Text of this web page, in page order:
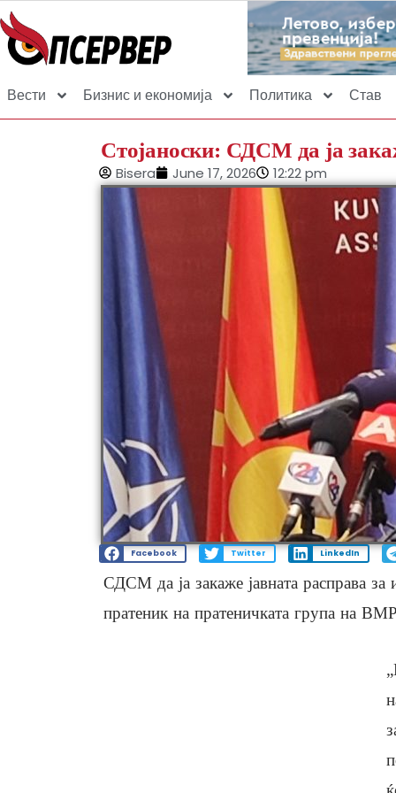
Вести Бизнис и економија Политика Став
Стојаноски: СДСМ да ја
Bisera June 17, 2026 12:22 pm
Facebook Twitter LinkedIn
СДСМ да ја закаже јавната расправа за
пратеник на пратеничката група на